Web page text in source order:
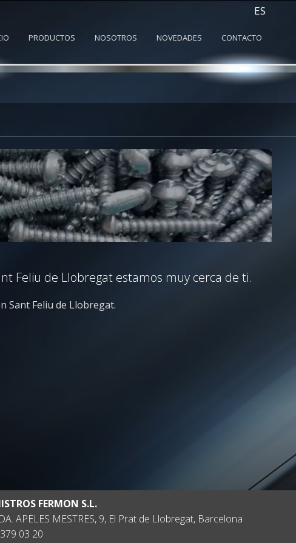
ES
PRODUCTOS NOSOTROS NOVEDADES CONTACTO
Feliu de Llobregat estamos muy cerca de ti.
Sant Feliu de Llobregat.
FERMON S.L.
APELES MESTRES, 9, El Prat de Llobregat, Barcelona
03 20